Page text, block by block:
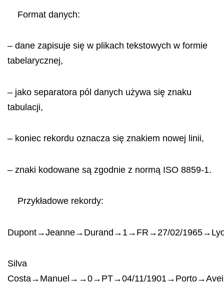
Format danych:
– dane zapisuje się w plikach tekstowych w formie
tabelarycznej,
– jako separatora pól danych używa się znaku
tabulacji,
– koniec rekordu oznacza się znakiem nowej linii,
– znaki kodowane są zgodnie z normą ISO 8859-1.
Przykładowe rekordy:
Dupont→Jeanne→Durand→1→FR→27/02/
Silva
Costa→Manuel→→0→PT→04/11/